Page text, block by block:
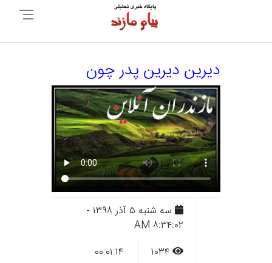
دیرین دیرین پدر چون
سه شنبه ۵ آذر ۱۳۹۸ -
۸:۳۴:۰۲ AM